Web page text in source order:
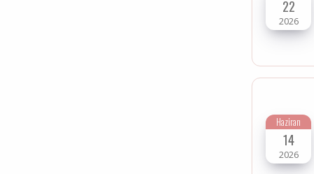
22
2026
Haziran
14
2026